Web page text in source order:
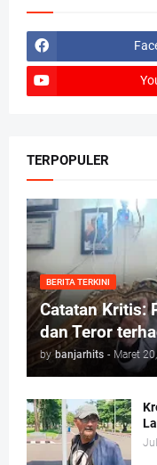
TERPOPULER
BERITA TERKINI
Catatan Kritis:
dan Teror
by banjarhits - Maret